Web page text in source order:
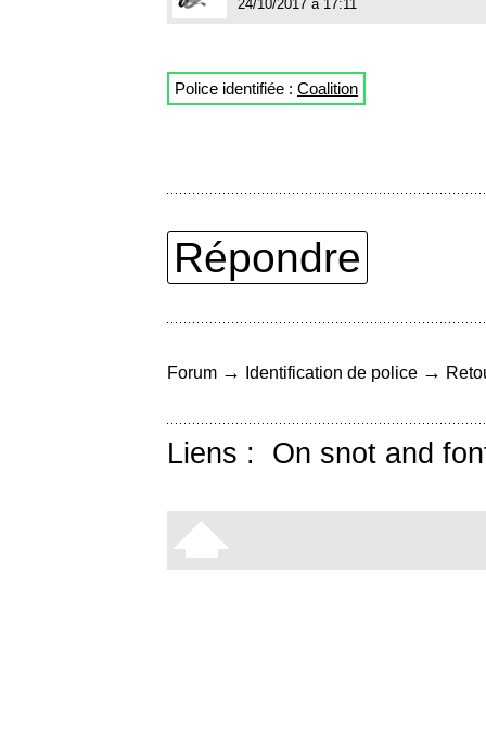
24/10/2017 à 17:11
Police identifiée : Coalition
Répondre
Forum → Identification de police →
Liens : On snot and